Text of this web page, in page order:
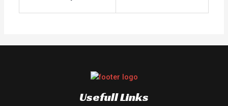
Usefull Links